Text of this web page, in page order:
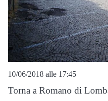
10/06/2018 alle 17:45
Torna a Romano di